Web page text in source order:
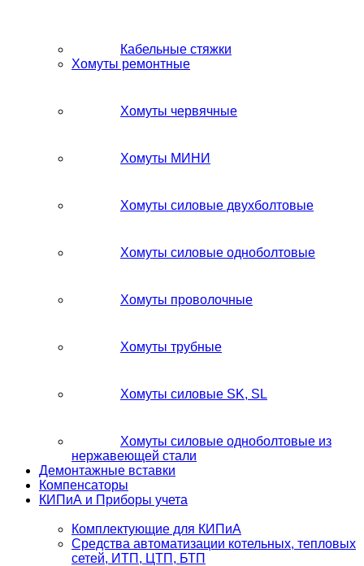
Кабельные стяжки
Хомуты ремонтные
Хомуты червячные
Хомуты МИНИ
Хомуты силовые двухболтовые
Хомуты силовые одноболтовые
Хомуты проволочные
Хомуты трубные
Хомуты силовые SK, SL
Хомуты силовые одноболтовые из
нержавеющей стали
Демонтажные вставки
Компенсаторы
КИПиА и Приборы учета
Комплектующие для КИПиА
Средства автоматизации котельных, тепловых
сетей, ИТП, ЦТП, БТП